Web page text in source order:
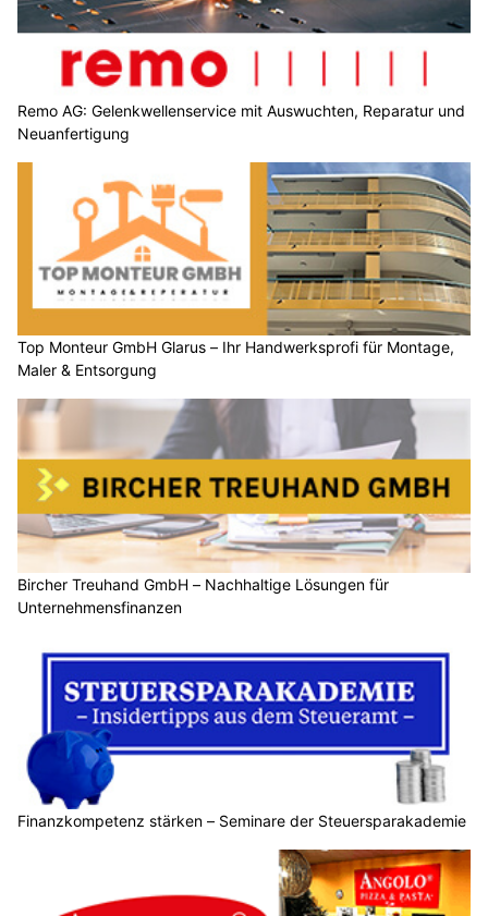
Remo AG: Gelenkwellenservice mit Auswuchten, Reparatur und
Neuanfertigung
Top Monteur GmbH Glarus – Ihr Handwerksprofi für Montage,
Maler & Entsorgung
Bircher Treuhand GmbH – Nachhaltige Lösungen für
Unternehmensfinanzen
Finanzkompetenz stärken – Seminare der Steuersparakademie